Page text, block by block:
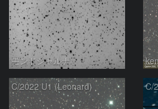
モンドシャルナ
C/2022 U1 (Leonard) C/